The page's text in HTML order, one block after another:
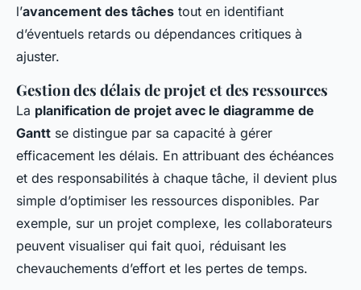
l’avancement des tâches tout en identifiant
d’éventuels retards ou dépendances critiques à
ajuster.
Gestion des délais de projet et des ressources
La planification de projet avec le diagramme de
Gantt se distingue par sa capacité à gérer
efficacement les délais. En attribuant des échéances
et des responsabilités à chaque tâche, il devient plus
simple d’optimiser les ressources disponibles. Par
exemple, sur un projet complexe, les collaborateurs
peuvent visualiser qui fait quoi, réduisant les
chevauchements d’effort et les pertes de temps.